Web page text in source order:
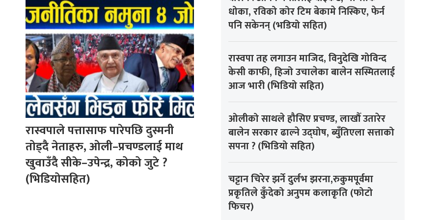
रास्वपाले पत्तासाफ पारेपछि दुस्मनी
तोड्दै नेताहरु, ओली–प्रचण्डलाई माथ
खुवाउँदै सीके–उपेन्द्र, कोको जुटे ?
(भिडियोसहित)
धोका, रविको कोर टिम बेकामे निस्किए, फेर्न
पनि सकेनन् (भडियो सहित)
रास्वपा तह लगाउन माजिद, विनुदेखि गोविन्द
केसी काफी, हिजो उचालेका बालेन सस्मितलाई
आज भारी (भिडियो सहित)
ओलीको साथले हौसिए प्रचण्ड, लाखौँ उतारेर
बालेन सरकार ढाल्ने उद्घोष, ब्युँतिएला सत्ताको
सपना ? (भिडियो सहित)
चट्टान चिरेर झर्ने दुर्लभ झरना,रुकुमपूर्वमा
प्रकृतिले कुँदेको अनुपम कलाकृति (फोटो
फिचर)